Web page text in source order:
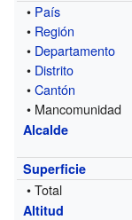
• País
• Región
• Departamento
• Distrito
•Cantón
• Mancomunidad
Alcalde
Superficie
• Total
Altitud